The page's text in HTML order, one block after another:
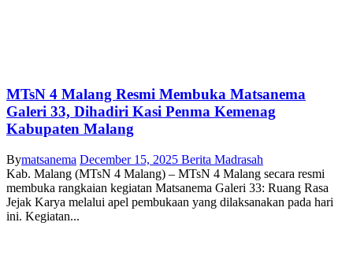
MTsN 4 Malang Resmi Membuka Matsanema
Galeri 33, Dihadiri Kasi Penma Kemenag
Kabupaten Malang
Bymatsanema December 15, 2025 Berita Madrasah
Kab. Malang (MTsN 4 Malang) – MTsN 4 Malang secara resmi
membuka rangkaian kegiatan Matsanema Galeri 33: Ruang Rasa
Jejak Karya melalui apel pembukaan yang dilaksanakan pada hari
ini. Kegiatan...